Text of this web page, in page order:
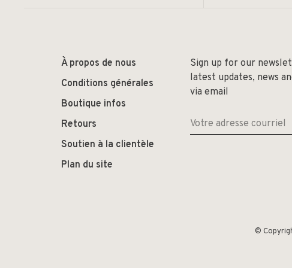
À propos de nous
Conditions générales
Boutique infos
Retours
Soutien à la clientèle
Plan du site
Sign up for our
latest updates, news
via email
©